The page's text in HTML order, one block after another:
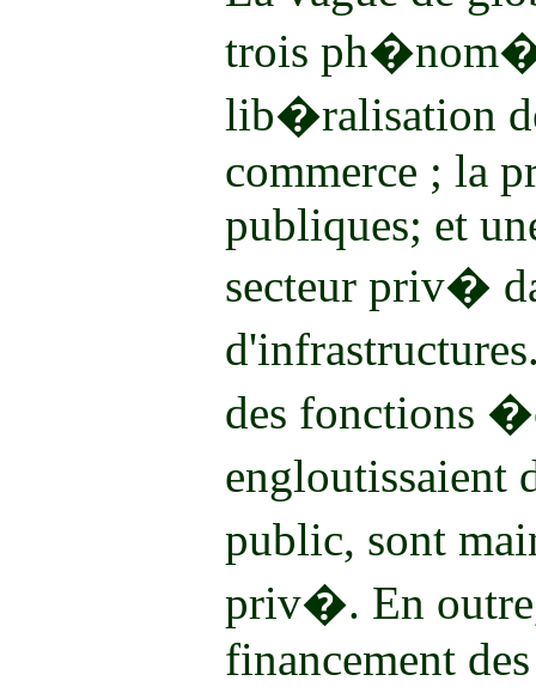
trois
lib�ralisation
commerce ; la
publiques; et
secteur priv�
des fonctions
engloutissaient
public, sont
priv�. En
financement